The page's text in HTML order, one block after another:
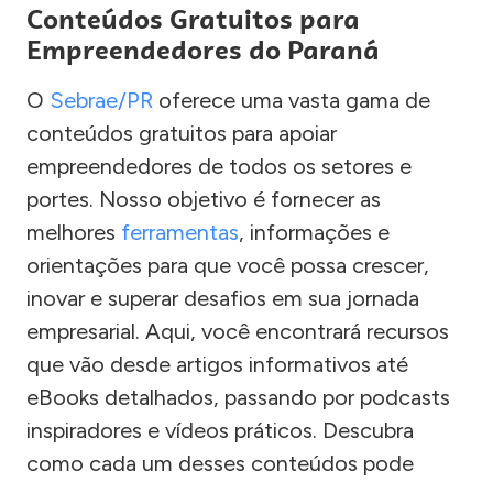
Conteúdos Gratuitos para
Empreendedores do Paraná
O Sebrae/PR oferece uma vasta gama de
conteúdos gratuitos para apoiar
empreendedores de todos os setores e
portes. Nosso objetivo é fornecer as
melhores ferramentas, informações e
orientações para que você possa crescer,
inovar e superar desafios em sua jornada
empresarial. Aqui, você encontrará recursos
que vão desde artigos informativos até
eBooks detalhados, passando por podcasts
inspiradores e vídeos práticos. Descubra
como cada um desses conteúdos pode